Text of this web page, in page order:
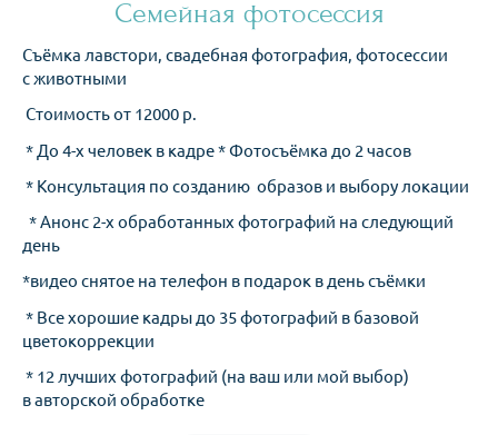
Семейная фотосессия
Съёмка лавстори, свадебная фотография, фотосессии
с животными
Стоимость от 12000 р.
* До 4-х человек в кадре * Фотосъёмка до 2 часов
* Консультация по созданию образов и выбору локации
* Анонс 2-х обработанных фотографий на следующий
день
*видео снятое на телефон в подарок в день съёмки
* Все хорошие кадры до 35 фотографий в базовой
цветокоррекции
* 12 лучших фотографий (на ваш или мой выбор)
в авторской обработке